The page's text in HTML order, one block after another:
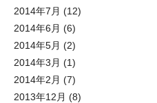
2014年7月 (12)
2014年6月 (6)
2014年5月 (2)
2014年3月 (1)
2014年2月 (7)
2013年12月 (8)